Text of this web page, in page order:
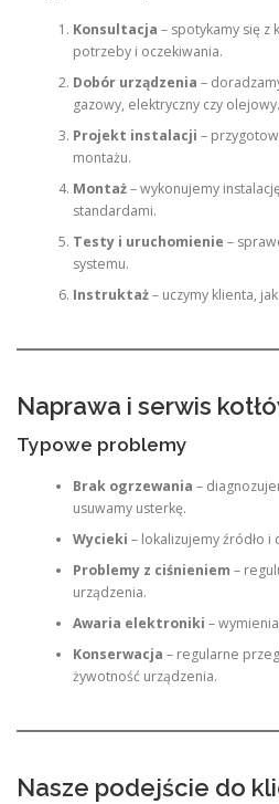
Konsultacja – spotykamy się z
potrzeby i oczekiwania.
Dobór urządzenia –
gazowy, elektryczny czy olejowy.
Projekt instalacji –
montażu.
Montaż– wykonujemy
standardami.
Testy i uruchomienie –
systemu.
Instruktaż– uczymy klienta,
Naprawa i serwis
Typowe problemy
Brak ogrzewania –
usuwamy usterkę.
Wycieki – lokalizujemy źródło
Problemy z ciśnieniem –
urządzenia.
Awaria elektroniki –
Konserwacja – regularne
żywotność urządzenia.
Nasze podejście do